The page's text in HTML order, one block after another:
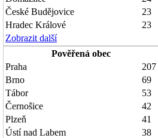
České Budějovice
23
Hradec Králové
23
Zobrazit další
Pověřená obec
Praha
207
Brno
69
Tábor
53
Černošice
42
Plzeň
41
Ústí nad Labem
38